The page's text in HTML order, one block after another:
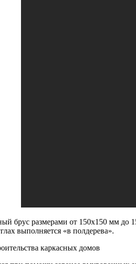
брус размерами от 150х150 мм до
выполняется «в полдерева».